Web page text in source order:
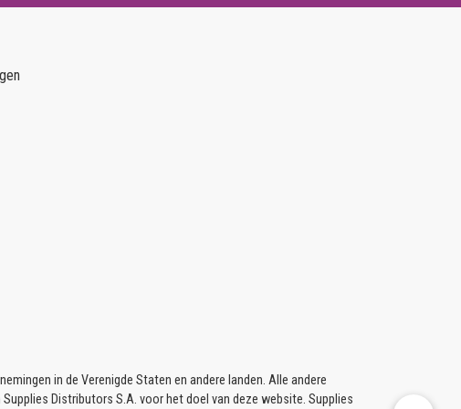
in de Verenigde Staten en andere landen. Alle andere
Distributors S.A. voor het doel van deze website. Supplies